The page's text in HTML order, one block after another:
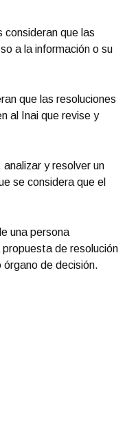
consideran que las
a la información o su
que las resoluciones
al Inai que revise y
y resolver un
se considera que el
una persona
de resolución
órgano de decisión.